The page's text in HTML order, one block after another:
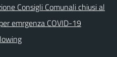
Consigli Comunali chiusi al
emrgenza COVID-19